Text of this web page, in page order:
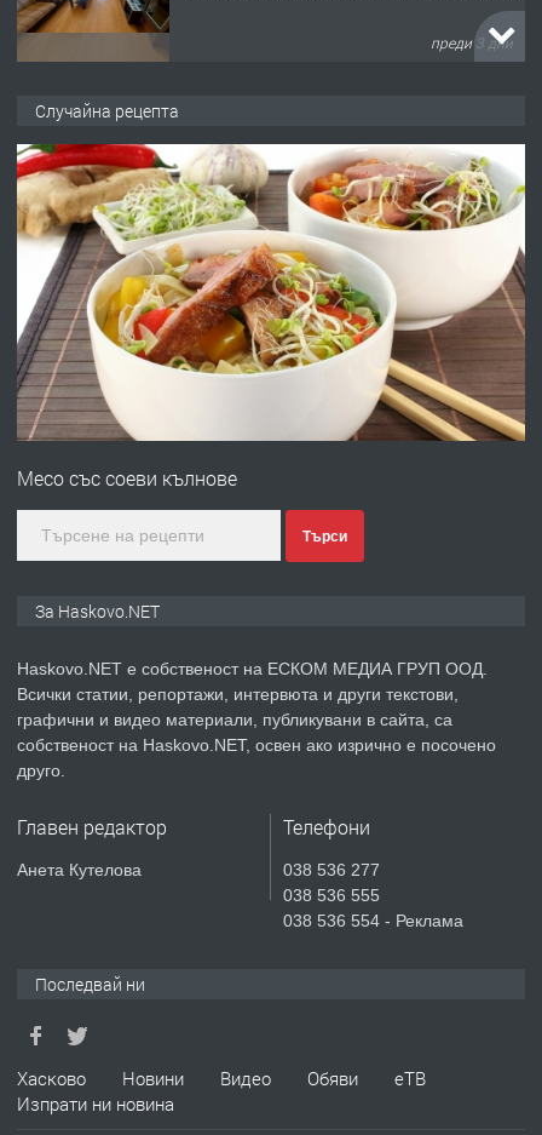
преди 3 дни
АПАРТАМЕНТ В ЦЕНТЪРА НА ГР.
ХАСКОВО
преди 4 дни
ПРЕДЛАГА Давам гараж под наем
преди 4 дни
ПРЕДЛАГА
№4120 Магазин/Офис под наем в кв.
градската градина!
преди 5 дни
ПРЕДЛАГА
Продавам парцел в гр. Хасково кв.
СГЛОБЯВАНЕ НА МЕБЕЛИ.
ПРЕДЛАГА
№4119 Едностаен обзаведен
Случайна рецепта
Месо със соеви кълнове
Търси
За Haskovo.NET
Haskovo.NET е собственост на ЕСКОМ МЕДИА ГРУП ООД.
Всички статии, репортажи, интервюта и други текстови,
графични и видео материали, публикувани в сайта, са
собственост на Haskovo.NET, освен ако изрично е посочено
друго.
Главен редактор
Анета Кутелова
Телефони
038 536 277
038 536 555
038 536 554 - Реклама
Последвай ни
Хасково Новини Видео Обяви
еТВ
Изпрати ни новина